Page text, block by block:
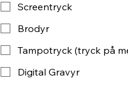
Screentryck
Brodyr
Tampotryck (tryck på
Digital Gravyr